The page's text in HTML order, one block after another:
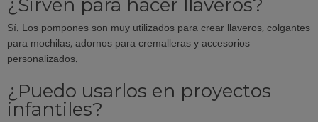
¿Sirven para hacer llaveros?
Sí. Los pompones son muy utilizados para crear llaveros, colgantes
para mochilas, adornos para cremalleras y accesorios
personalizados.
¿Puedo usarlos en proyectos
infantiles?